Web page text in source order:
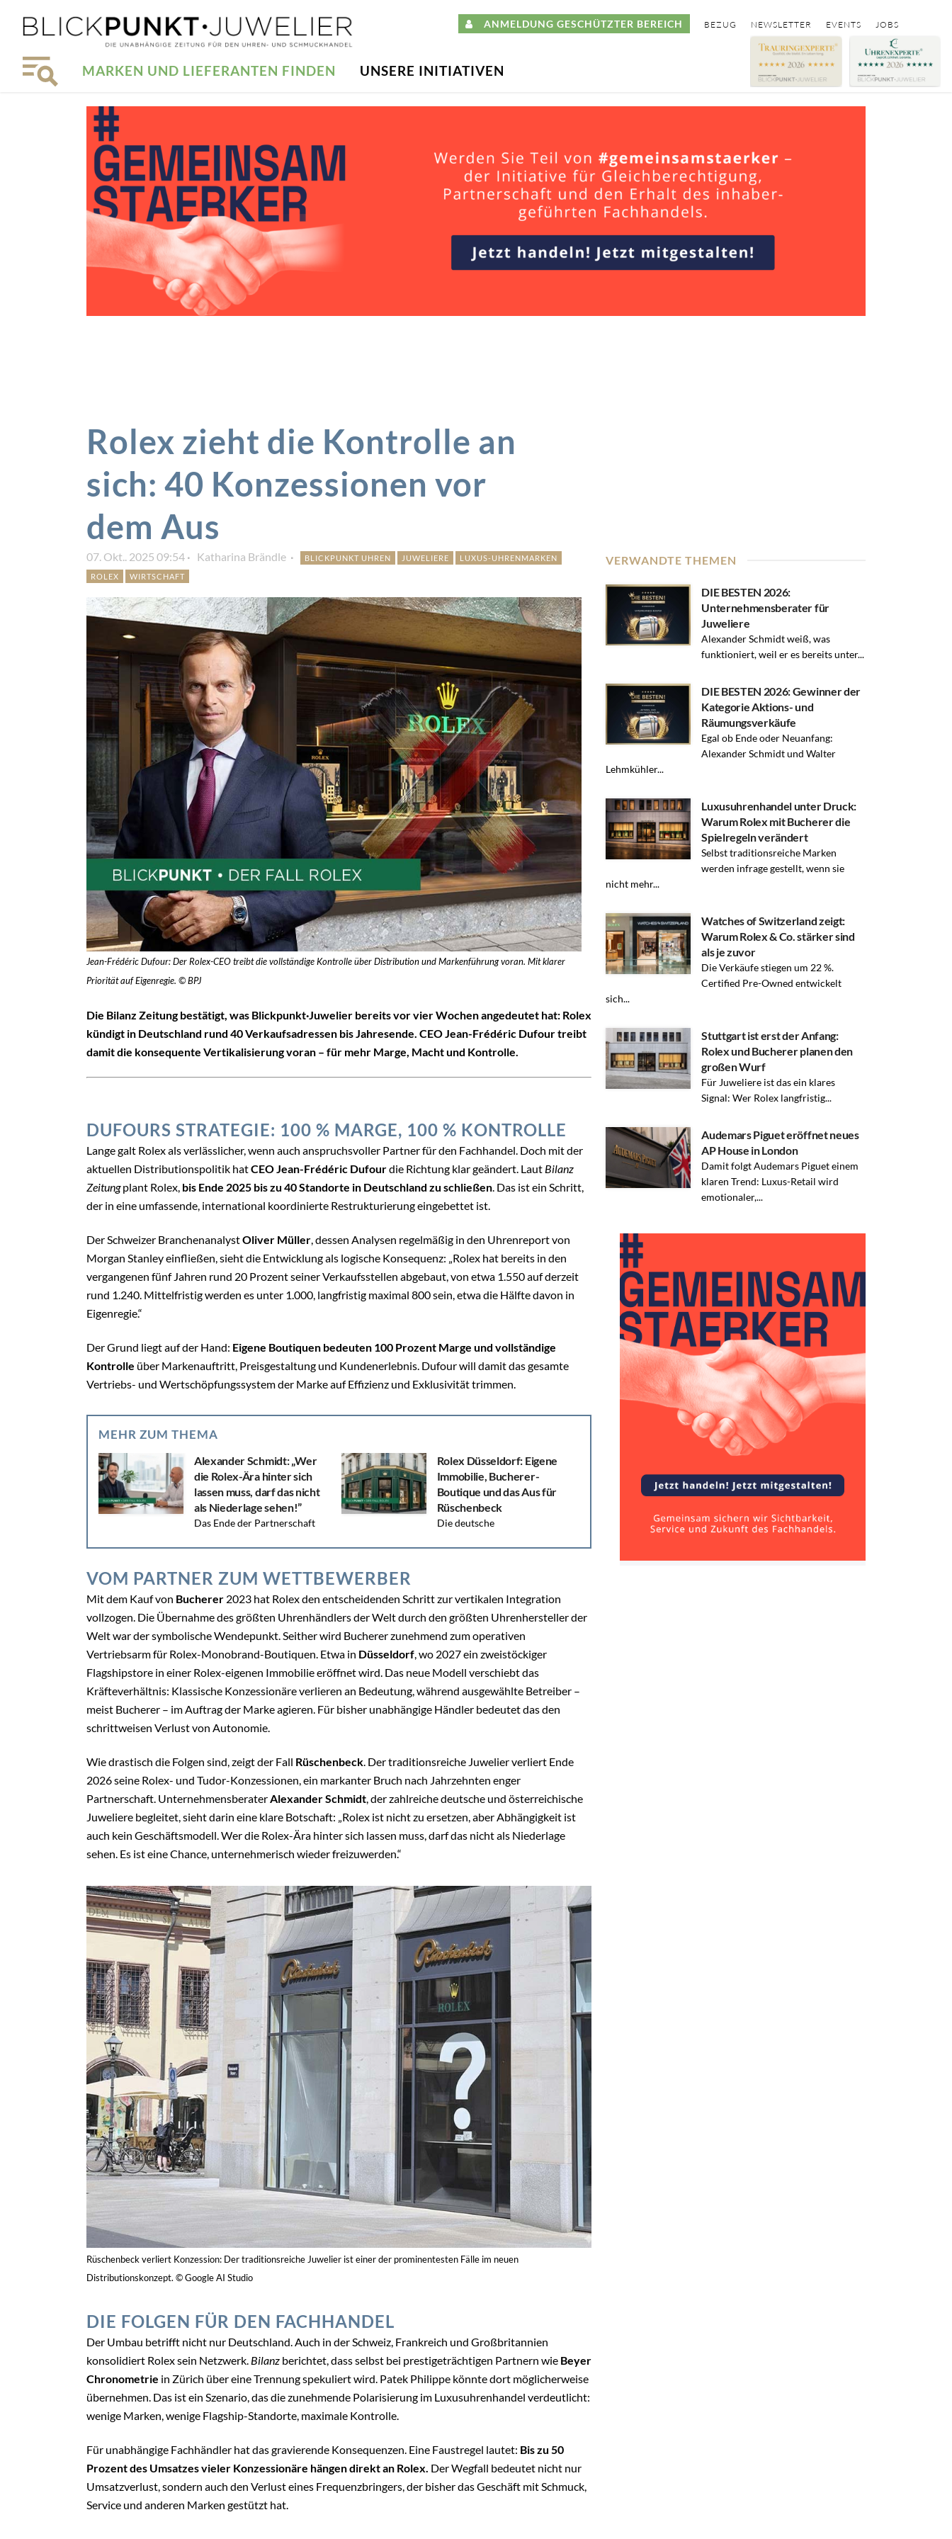
ANMELDUNG GESCHÜTZTER BEREICH BEZUG NEWSLETTER EVENTS JOBS
MARKEN UND LIEFERANTEN FINDEN UNSERE INITIATIVEN
Rolex zieht die Kontrolle an
sich: 40 Konzessionen vor
dem Aus
07. Okt.. 2025 09:54 Katharina Brändle BLICKPUNKT UHREN JUWELIERE
LUXUS-UHRENMARKEN
ROLEX
WIRTSCHAFT
Jean-Frédéric Dufour: Der Rolex-CEO treibt die vollständige Kontrolle über Distribution und Markenführung voran. Mit klarer
Priorität auf Eigenregie. © BPJ
Die Bilanz Zeitung bestätigt, was Blickpunkt·Juwelier bereits vor vier Wochen angedeutet hat: Rolex
kündigt in Deutschland rund 40 Verkaufsadressen bis Jahresende. CEO Jean-Frédéric Dufour treibt
damit die konsequente Vertikalisierung voran – für mehr Marge, Macht und Kontrolle.
DUFOURS STRATEGIE: 100 % MARGE, 100 % KONTROLLE
Lange galt Rolex als verlässlicher, wenn auch anspruchsvoller Partner für den Fachhandel. Doch mit der
aktuellen Distributionspolitik hatCEO Jean-Frédéric Dufourdie Richtung klar geändert. Laut Bilanz
Zeitungplant Rolex, bis Ende 2025 bis zu 40 Standorte in Deutschland zu schließen. Das ist ein Schritt,
der in eine umfassende, international koordinierte Restrukturierung eingebettet ist.
Der Schweizer BranchenanalystOliver Müller, dessen Analysen regelmäßig in den Uhrenreport von
Morgan Stanley einfließen, sieht die Entwicklung als logische Konsequenz: „Rolex hat bereits in den
vergangenen fünf Jahren rund 20 Prozent seiner Verkaufsstellen abgebaut, von etwa 1.550 auf derzeit
rund 1.240. Mittelfristig werden es unter 1.000, langfristig maximal 800 sein, etwa die Hälfte davon in
Eigenregie.“
Der Grund liegt auf der Hand: Eigene Boutiquen bedeuten 100 Prozent Marge und vollständige
Kontrolle über Markenauftritt, Preisgestaltung und Kundenerlebnis. Dufour will damit das gesamte
Vertriebs- und Wertschöpfungssystem der Marke auf Effizienz und Exklusivität trimmen.
MEHR ZUM THEMA
Alexander Schmidt: „Wer
die Rolex-Ära hinter sich
lassen muss, darf das nicht
als Niederlage sehen!”
Das Ende der Partnerschaft
jetzt schnell...
Rolex Düsseldorf: Eigene
Immobilie, Bucherer-
Boutique und das Aus für
Rüschenbeck
Die deutsche
Düsseldorf in eine eigene Immobilie und baut eine
zweistöckige...
VOM PARTNER ZUM WETTBEWERBER
Mit dem Kauf von Bucherer 2023 hat Rolex den entscheidenden Schritt zur vertikalen Integration
vollzogen. Die Übernahme des größten Uhrenhändlers der Welt durch den größten Uhrenhersteller der
Welt war der symbolische Wendepunkt. Seither wird Bucherer zunehmend zum operativen
Vertriebsarm für Rolex-Monobrand-Boutiquen. Etwa in Düsseldorf, wo 2027 ein zweistöckiger
Flagshipstore in einer Rolex-eigenen Immobilie eröffnet wird. Das neue Modell verschiebt das
Kräfteverhältnis: Klassische Konzessionäre verlieren an Bedeutung, während ausgewählte Betreiber –
meist Bucherer – im Auftrag der Marke agieren. Für bisher unabhängige Händler bedeutet das den
schrittweisen Verlust von Autonomie.
Wie drastisch die Folgen sind, zeigt der Fall Rüschenbeck. Der traditionsreiche Juwelier verliert Ende
2026 seine Rolex- und Tudor-Konzessionen, ein markanter Bruch nach Jahrzehnten enger
Partnerschaft. UnternehmensberaterAlexander Schmidt, der zahlreiche deutsche und österreichische
Juweliere begleitet, sieht darin eine klare Botschaft: „Rolex ist nicht zu ersetzen, aber Abhängigkeit ist
auch kein Geschäftsmodell. Wer die Rolex-Ära hinter sich lassen muss, darf das nicht als Niederlage
sehen. Es ist eine Chance, unternehmerisch wieder freizuwerden.“
Rüschenbeck verliert Konzession: Der traditionsreiche Juwelier ist einer der prominentesten Fälle im neuen
Distributionskonzept. © Google AI Studio
DIE FOLGEN FÜR DEN FACHHANDEL
Der Umbau betrifft nicht nur Deutschland. Auch in der Schweiz, Frankreich und Großbritannien
konsolidiert Rolex sein Netzwerk. Bilanz berichtet, dass selbst bei prestigeträchtigen Partnern wie Beyer
Chronometrie in Zürich über eine Trennung spekuliert wird. Patek Philippe könnte dort möglicherweise
übernehmen. Das ist ein Szenario, das die zunehmende Polarisierung im Luxusuhrenhandel verdeutlicht:
wenige Marken, wenige Flagship-Standorte, maximale Kontrolle.
Für unabhängige Fachhändler hat das gravierende Konsequenzen. Eine Faustregel lautet: Bis zu 50
Prozent des Umsatzes vieler Konzessionäre hängen direkt an Rolex. Der Wegfall bedeutet nicht nur
Umsatzverlust, sondern auch den Verlust eines Frequenzbringers, der bisher das Geschäft mit Schmuck,
Service und anderen Marken gestützt hat.
VERWANDTE THEMEN
DIE BESTEN 2026:
Unternehmensberater für
Juweliere
Alexander Schmidt weiß, was
funktioniert, weil er es bereits unter...
DIE BESTEN 2026: Gewinner der
Kategorie Aktions- und
Räumungsverkäufe
Egal ob Ende oder Neuanfang:
Alexander Schmidt und Walter
Lehmkühler...
Luxusuhrenhandel unter Druck:
Warum Rolex mit Bucherer die
Spielregeln verändert
Selbst traditionsreiche Marken
werden infrage gestellt, wenn sie
nicht mehr...
Watches of Switzerland zeigt:
Warum Rolex & Co. stärker sind
als je zuvor
Die Verkäufe stiegen um 22 %.
Certified Pre-Owned entwickelt
sich...
Stuttgart ist erst der Anfang:
Rolex und Bucherer planen den
großen Wurf
Für Juweliere ist das ein klares
Signal: Wer Rolex langfristig...
Audemars Piguet eröffnet neues
AP House in London
Damit folgt Audemars Piguet einem
klaren Trend: Luxus-Retail wird
emotionaler,...